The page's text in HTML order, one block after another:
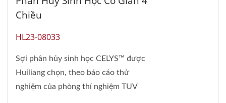
Chiều
HL23-08033
Sợi phân hủy sinh học CELYS™ được
Huiliang chọn, theo báo cáo thử
nghiệm của phòng thí nghiệm TUV